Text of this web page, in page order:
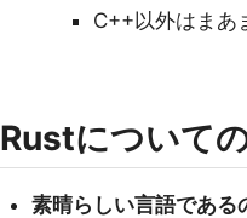
C++以外はまあ
Rustについて
素晴らしい言語である